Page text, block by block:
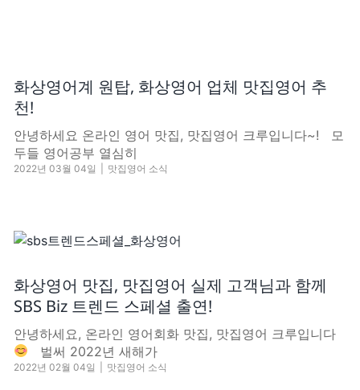
화상영어계 원탑, 화상영어 업체 맛집영어 추
천!
안녕하세요 온라인 영어 맛집, 맛집영어 크루입니다~! 모
두들 영어공부 열심히
2022년 03월 04일 맛집영어 소식
화상영어 맛집, 맛집영어 실제 고객님과 함께
SBS Biz 트렌드 스페셜 출연!
안녕하세요, 온라인 영어회화 맛집, 맛집영어 크루입니다
벌써 2022년 새해가
2022년 02월 04일 맛집영어 소식